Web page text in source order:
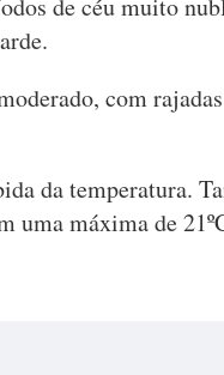
de céu muito
com
da temperatura.
uma máxima de